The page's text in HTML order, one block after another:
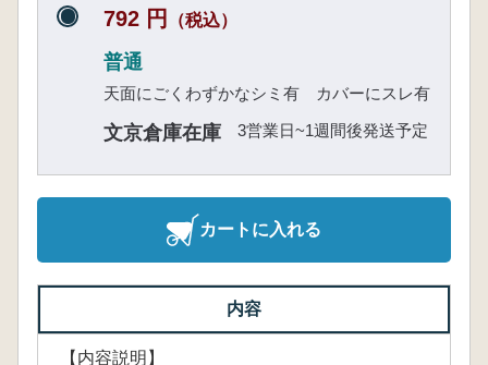
792 円 （税込）
普通
天面にごくわずかなシミ有 カバーにスレ有
文京倉庫在庫 3営業日~1週間後発送予定
カートに入れる
内容
【内容説明】